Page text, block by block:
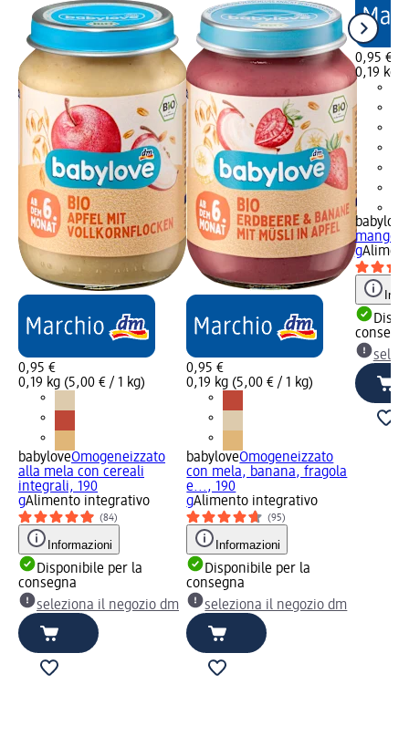
0,95 €
0,19 kg (5,00 € / 1 kg)
babyloveOmogeneizzato
alla mela con cereali
integrali, 190
gAlimento integrativo
(84)
Informazioni
Disponibile per la
consegna
seleziona il negozio dm
0,95 €
0,19 kg (5,00 € / 1 kg)
babyloveOmogeneizzato
con mela, banana, fragola
e..., 190
gAlimento integrativo
(95)
Informazioni
Disponibile per la
consegna
seleziona il negozio dm
0,95 €
0,19 kg
babylove
mango
g